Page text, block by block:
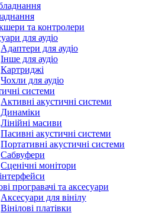
та контролери
для аудіо
Адаптери для аудіо
Інше для аудіо
Картриджі
Чохли для аудіо
системи
Активні акустичні системи
Динаміки
Лінійні масиви
Пасивні акустичні системи
Портативні акустичні системи
Сабвуфери
Сценічні монітори
програвачі та аксесуари
Аксесуари для вінілу
Вінілові платівки